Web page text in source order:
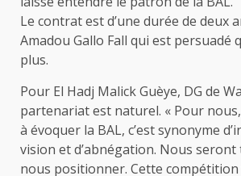
Le contrat est d’une durée de deux
Amadou Gallo Fall qui est persuadé
plus.
Pour El Hadj Malick Guèye, DG de
partenariat est naturel. « Pour
à évoquer la BAL, c’est synonyme
vision et d’abnégation. Nous
nous positionner. Cette